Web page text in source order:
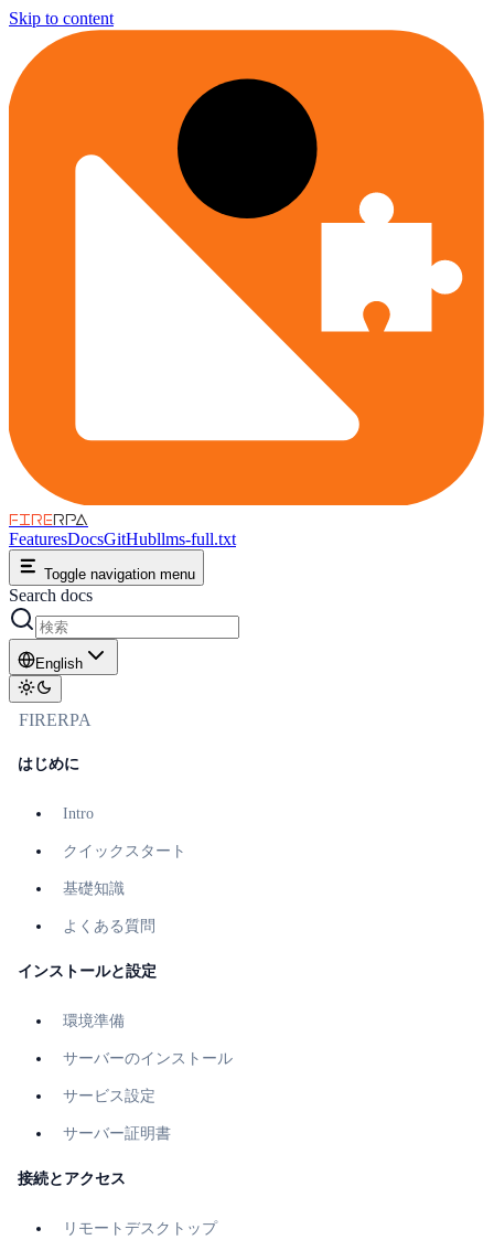
Skip to content
FIRERPA
FeaturesDocsGitHubllms-full.txt
Toggle navigation menu
Search docs
English
FIRERPA
はじめに
Intro
クイックスタート
基礎知識
よくある質問
インストールと設定
環境準備
サーバーのインストール
サービス設定
サーバー証明書
接続とアクセス
リモートデスクトップ